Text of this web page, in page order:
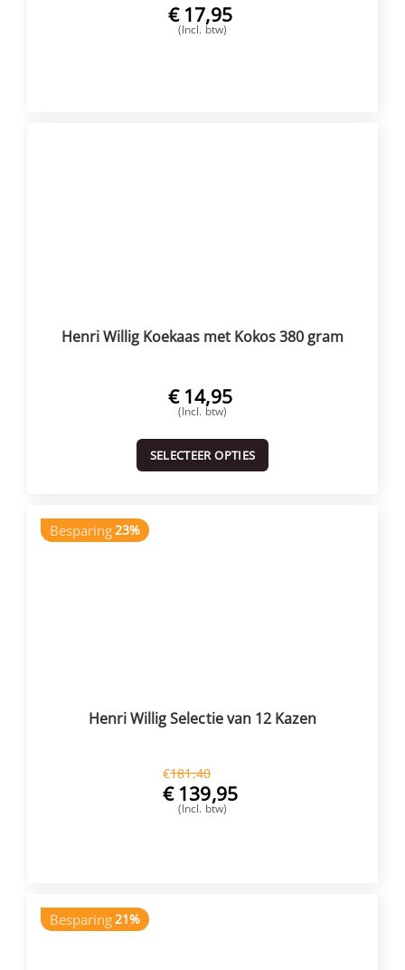
€ 17,95
(Incl. btw)
Henri Willig Koekaas met Kokos 380 gram
€ 14,95
(Incl. btw)
SELECTEER OPTIES
Besparing23%
Henri Willig Selectie van 12 Kazen
€181,40
€ 139,95
(Incl. btw)
Besparing21%